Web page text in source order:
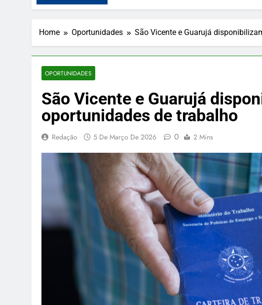
Home Oportunidades São Vicente e Guarujá
OPORTUNIDADES
São Vicente e Guarujá
oportunidades de trabalho
Redação 5 De Março De 2026 0 2 Mins
PUBLICIDADE
O Pudim Caramelim faz pudim
gourmet pra deixar seu
reunião em família ou festa
melhor.
26 De Março De 2026